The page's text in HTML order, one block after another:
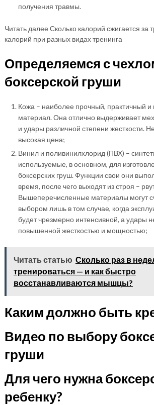
получения травмы.
Читать далее Сколько калорий сжигается за
калорий при разных видах тренинга
Определяемся с
боксерской груши
Кожа – наиболее прочный, практичный
материал. Она отлично выдерживает
и удары различной степени жесткости.
высокая цена;
Винил и поливинилхлорид (ПВХ) –
используемые, в основном, для
боксерских груш. Функции свои они
время, после чего выходят из строя –
Вышеперечисленные материалы могут
выбором лишь в том случае, когда
будет чрезмерно интенсивной, а удары
повышенной жесткостью и мощностью;
Читать статью Сколько раз в
тренироваться — и как быстро
восстанавливаются мышцы?
Каким должно быть
Видео по выбору
груши
Для чего нужна
ребенку?